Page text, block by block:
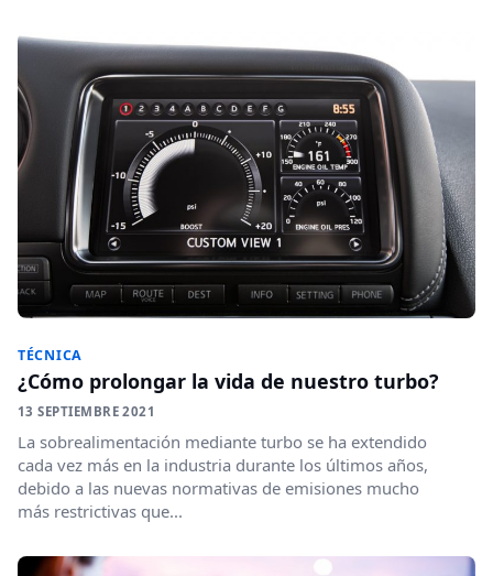
TÉCNICA
¿Cómo prolongar la vida de nuestro turbo?
13 SEPTIEMBRE 2021
La sobrealimentación mediante turbo se ha extendido
cada vez más en la industria durante los últimos años,
debido a las nuevas normativas de emisiones mucho
más restrictivas que...